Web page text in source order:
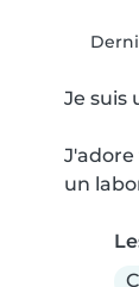
Je suis
un